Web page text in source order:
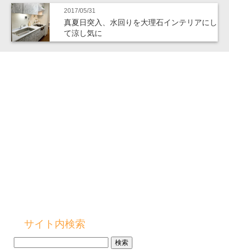
2017/05/31
真夏日突入、水回りを大理石インテリアにし
て涼し気に
サイト内検索